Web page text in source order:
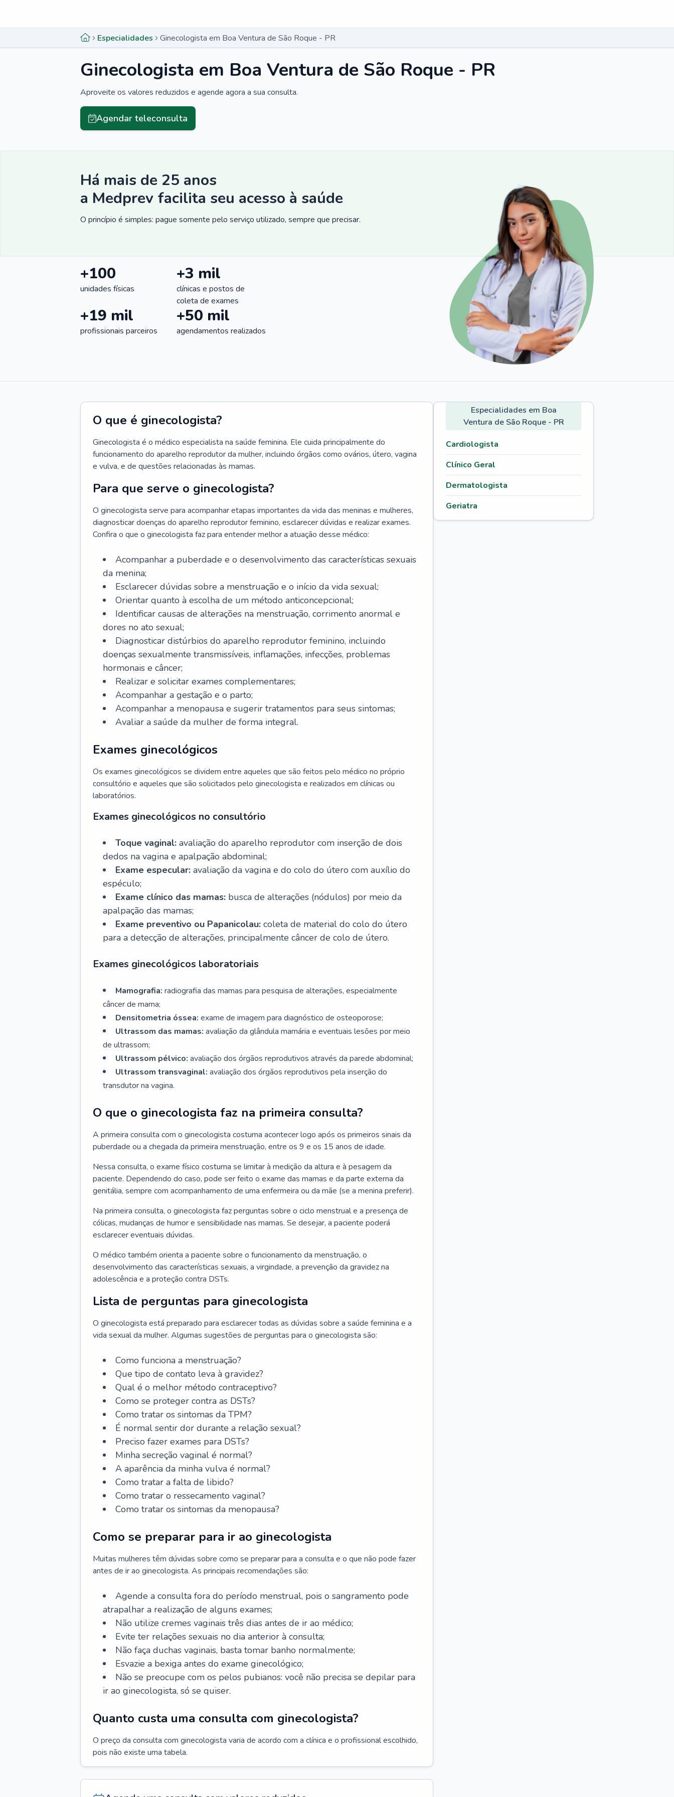
Especialidades Ginecologista em Boa Ventura de São Roque - PR
Ginecologista em Boa Ventura de São Roque - PR
Aproveite os valores reduzidos e agende agora a sua consulta.
Agendar teleconsulta
Há mais de 25 anos
a Medprev facilita seu acesso à saúde
O princípio é simples: pague somente pelo serviço utilizado, sempre que precisar.
+100
unidades físicas
+3 mil
clínicas e postos de
coleta de exames
+19 mil
profissionais parceiros
+50 mil
agendamentos realizados
O que é ginecologista?
Ginecologista é o médico especialista na saúde feminina. Ele cuida principalmente do
funcionamento do aparelho reprodutor da mulher, incluindo órgãos como ovários, útero, vagina
e vulva, e de questões relacionadas às mamas.
Para que serve o ginecologista?
O ginecologista serve para acompanhar etapas importantes da vida das meninas e mulheres,
diagnosticar doenças do aparelho reprodutor feminino, esclarecer dúvidas e realizar exames.
Confira o que o ginecologista faz para entender melhor a atuação desse médico:
Acompanhar a puberdade e o desenvolvimento das características sexuais
da menina;
Esclarecer dúvidas sobre a menstruação e o início da vida sexual;
Orientar quanto à escolha de um método anticoncepcional;
Identificar causas de alterações na menstruação, corrimento anormal e
dores no ato sexual;
Diagnosticar distúrbios do aparelho reprodutor feminino, incluindo
doenças sexualmente transmissíveis, inflamações, infecções, problemas
hormonais e câncer;
Realizar e solicitar exames complementares;
Acompanhar a gestação e o parto;
Acompanhar a menopausa e sugerir tratamentos para seus sintomas;
Avaliar a saúde da mulher de forma integral.
Exames ginecológicos
Os exames ginecológicos se dividem entre aqueles que são feitos pelo médico no próprio
consultório e aqueles que são solicitados pelo ginecologista e realizados em clínicas ou
laboratórios.
Exames ginecológicos no consultório
Toque vaginal: avaliação do aparelho reprodutor com inserção de dois
dedos na vagina e apalpação abdominal;
Exame especular: avaliação da vagina e do colo do útero com auxílio do
espéculo;
Exame clínico das mamas: busca de alterações (nódulos) por meio da
apalpação das mamas;
Exame preventivo ou Papanicolau: coleta de material do colo do útero
para a detecção de alterações, principalmente câncer de colo de útero.
Exames ginecológicos laboratoriais
Mamografia: radiografia das mamas para pesquisa de alterações, especialmente
câncer de mama;
Densitometria óssea: exame de imagem para diagnóstico de osteoporose;
Ultrassom das mamas: avaliação da glândula mamária e eventuais lesões por meio
de ultrassom;
Ultrassom pélvico: avaliação dos órgãos reprodutivos através da parede abdominal;
Ultrassom transvaginal: avaliação dos órgãos reprodutivos pela inserção do
transdutor na vagina.
O que o ginecologista faz na primeira consulta?
A primeira consulta com o ginecologista costuma acontecer logo após os primeiros sinais da
puberdade ou a chegada da primeira menstruação, entre os 9 e os 15 anos de idade.
Nessa consulta, o exame físico costuma se limitar à medição da altura e à pesagem da
paciente. Dependendo do caso, pode ser feito o exame das mamas e da parte externa da
genitália, sempre com acompanhamento de uma enfermeira ou da mãe (se a menina preferir).
Na primeira consulta, o ginecologista faz perguntas sobre o ciclo menstrual e a presença de
cólicas, mudanças de humor e sensibilidade nas mamas. Se desejar, a paciente poderá
esclarecer eventuais dúvidas.
O médico também orienta a paciente sobre o funcionamento da menstruação, o
desenvolvimento das características sexuais, a virgindade, a prevenção da gravidez na
adolescência e a proteção contra DSTs.
Lista de perguntas para ginecologista
O ginecologista está preparado para esclarecer todas as dúvidas sobre a saúde feminina e a
vida sexual da mulher. Algumas sugestões de perguntas para o ginecologista são:
Como funciona a menstruação?
Que tipo de contato leva à gravidez?
Qual é o melhor método contraceptivo?
Como se proteger contra as DSTs?
Como tratar os sintomas da TPM?
É normal sentir dor durante a relação sexual?
Preciso fazer exames para DSTs?
Minha secreção vaginal é normal?
A aparência da minha vulva é normal?
Como tratar a falta de libido?
Como tratar o ressecamento vaginal?
Como tratar os sintomas da menopausa?
Como se preparar para ir ao ginecologista
Muitas mulheres têm dúvidas sobre como se preparar para a consulta e o que não pode fazer
antes de ir ao ginecologista. As principais recomendações são:
Agende a consulta fora do período menstrual, pois o sangramento pode
atrapalhar a realização de alguns exames;
Não utilize cremes vaginais três dias antes de ir ao médico;
Evite ter relações sexuais no dia anterior à consulta;
Não faça duchas vaginais, basta tomar banho normalmente;
Esvazie a bexiga antes do exame ginecológico;
Não se preocupe com os pelos pubianos: você não precisa se depilar para
ir ao ginecologista, só se quiser.
Quanto custa uma consulta com ginecologista?
O preço da consulta com ginecologista varia de acordo com a clínica e o profissional escolhido,
pois não existe uma tabela.
Especialidades em Boa
Ventura de São Roque - PR
Cardiologista
Clínico Geral
Dermatologista
Geriatra